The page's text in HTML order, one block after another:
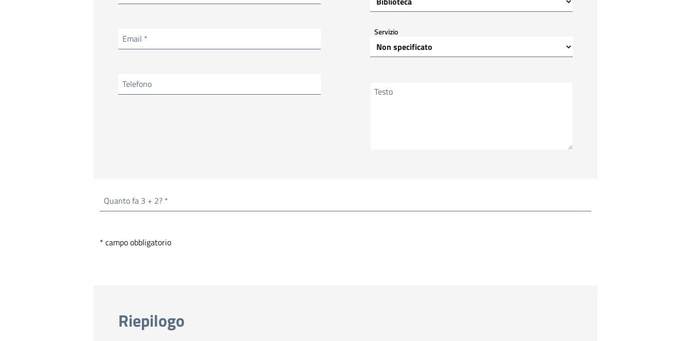
Email *
Telefono
Servizio
Testo
Quanto fa 3 + 2? *
* campo obbligatorio
Riepilogo